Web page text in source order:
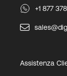
+1 877
Assistenza